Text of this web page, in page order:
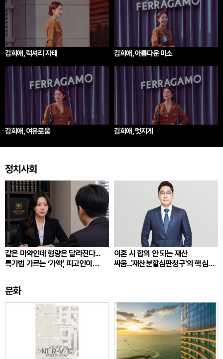
김희애, 럭셔리 자태 김희애, 아름다운 미소
김희애, 여유로움 김희애, 멋지게
정치사회
같은 마약인데 형량은 달라진다...
특가법 가르는 ‘가액’, 피고인이
이혼 시 합의 안 되는 재산
싸움...'재산분할심판청구'의 핵심
문화